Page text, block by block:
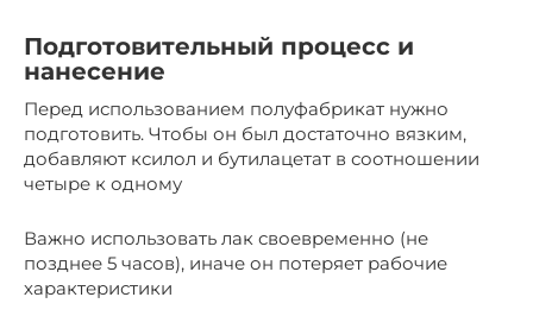
Подготовительный процесс и
нанесение
Перед использованием полуфабрикат нужно
подготовить. Чтобы он был достаточно вязким,
добавляют ксилол и бутилацетат в соотношении
четыре к одному
Важно использовать лак своевременно (не
позднее 5 часов), иначе он потеряет рабочие
характеристики